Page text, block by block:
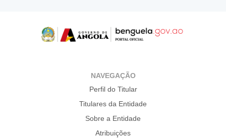
NAVEGAÇÃO
Perfil do Titular
Titulares da Entidade
Sobre a Entidade
Atribuições